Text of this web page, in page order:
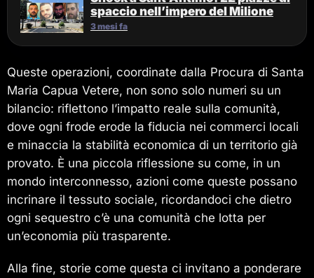
spaccio nell’impero del Milione
3 mesi fa
Queste operazioni, coordinate dalla Procura di Santa
Maria Capua Vetere, non sono solo numeri su un
bilancio: riflettono l’impatto reale sulla comunità,
dove ogni frode erode la fiducia nei commerci locali
e minaccia la stabilità economica di un territorio già
provato. È una piccola riflessione su come, in un
mondo interconnesso, azioni come queste possano
incrinare il tessuto sociale, ricordandoci che dietro
ogni sequestro c’è una comunità che lotta per
un’economia più trasparente.
Alla fine, storie come questa ci invitano a ponderare